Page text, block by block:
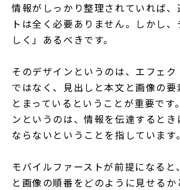
情報がしっかり整理されていれば、
トは全く必要ありません。しかし
しく」あるべきです。
そのデザインというのは、エフェ
ではなく、見出しと本文と画像の要
とまっているということが重要です
ンというのは、情報を伝達すると
ならないということを指しています。
モバイルファーストが前提になると
と画像の順番をどのように見せる